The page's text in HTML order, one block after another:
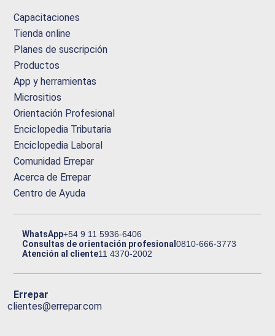
Capacitaciones
Tienda online
Planes de suscripción
Productos
App y herramientas
Micrositios
Orientación Profesional
Enciclopedia Tributaria
Enciclopedia Laboral
Comunidad Errepar
Acerca de Errepar
Centro de Ayuda
WhatsApp+54 9 11 5936-6406
Consultas de orientación profesional0810-666-3773
Atención al cliente11 4370-2002
Errepar
clientes@errepar.com